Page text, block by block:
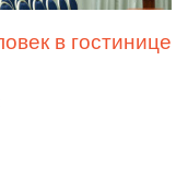
в гостинице